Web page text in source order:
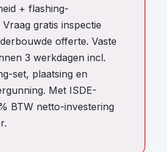
+ flashing-
gratis inspectie
offerte. Vaste
3 werkdagen incl.
set, plaatsing en
Met ISDE-
BTW netto-investering